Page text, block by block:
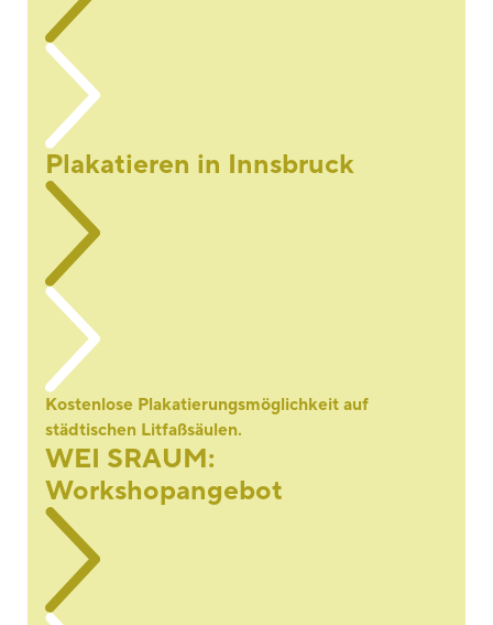
Plakatieren in Innsbruck
Kostenlose Plakatierungsmöglichkeit auf
städtischen Litfaßsäulen.
WEI SRAUM:
Workshopangebot